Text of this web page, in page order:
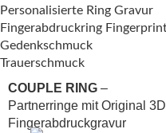
COUPLE RING –
Partnerringe mit Original 3D
Fingerabdruckgravur